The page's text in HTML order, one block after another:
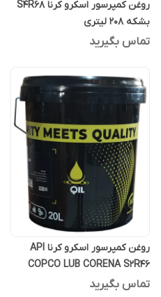
روغن کمپرسور اسکرو کرنا S4R68
بشکه 208 لیتری
تماس بگیرید
روغن کمپرسور اسکرو کرنا API
COPCO LUB CORENA S2R46
بیست لیتری
تماس بگیرید